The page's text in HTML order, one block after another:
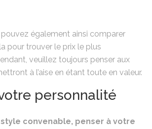
pouvez également ainsi comparer
pour trouver le prix le plus
veuillez toujours penser aux
à l’aise en étant toute en valeur.
personnalité
convenable, penser à votre